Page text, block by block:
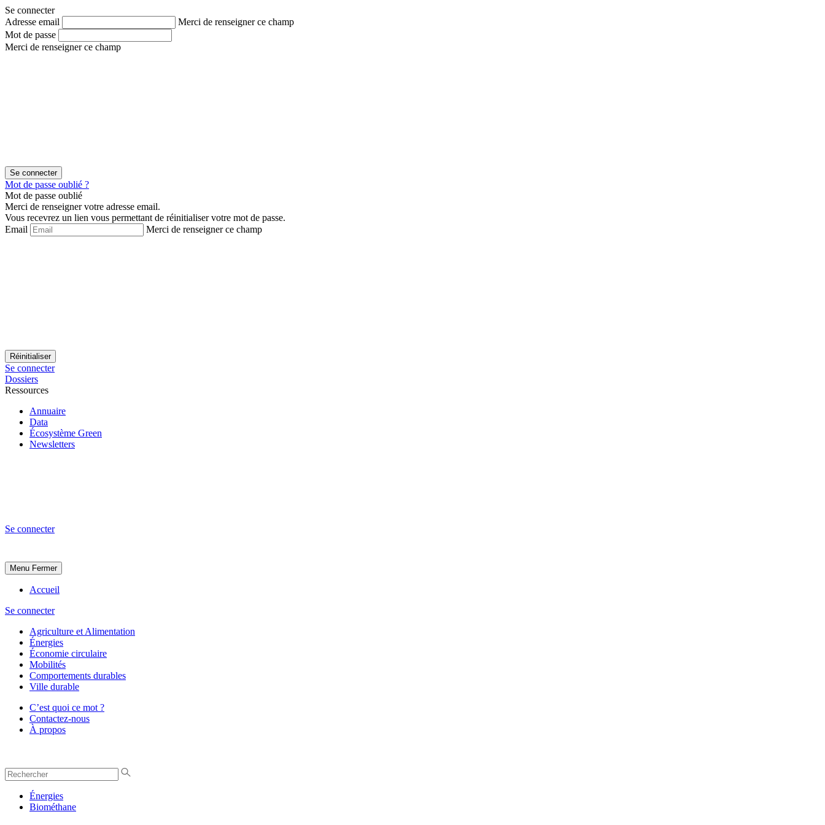
Aller
au
contenu
Aller
au
menu
Se connecter
Adresse email
Merci de renseigner ce champ
Mot de passe
Merci de renseigner ce champ
Mot de passe oublié ?
Mot de passe oublié
Merci de renseigner votre adresse email.
Vous recevrez un lien vous permettant de réinitialiser votre mot de passe.
Email
Merci de renseigner ce champ
Se connecter
Dossiers
Ressources
Annuaire
Data
Écosystème Green
Newsletters
Se connecter
Menu Fermer
Accueil
Se connecter
Agriculture et Alimentation
Énergies
Économie circulaire
Mobilités
Comportements durables
Ville durable
C’est quoi ce mot ?
Contactez-nous
À propos
Énergies
Biométhane